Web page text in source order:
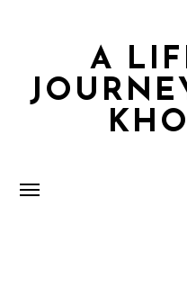
A